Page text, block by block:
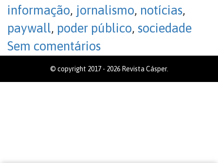
informação, jornalismo, notícias,
paywall, poder público, sociedade
Sem comentários
© copyright 2017 - 2026 Revista Cásper.